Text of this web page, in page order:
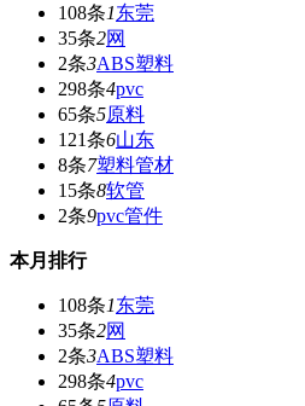
108条1东莞
35条2网
2条3ABS塑料
298条4pvc
65条5原料
121条6山东
8条7塑料管材
15条8软管
2条9pvc管件
本月排行
108条1东莞
35条2网
2条3ABS塑料
298条4pvc